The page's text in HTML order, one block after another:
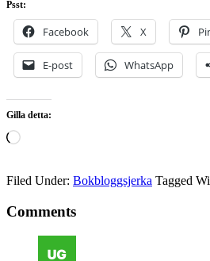
Psst:
Facebook X
E-post WhatsApp
Gilla detta:
Laddar
Filed Under: Bokbloggsjerka Tagged
Comments